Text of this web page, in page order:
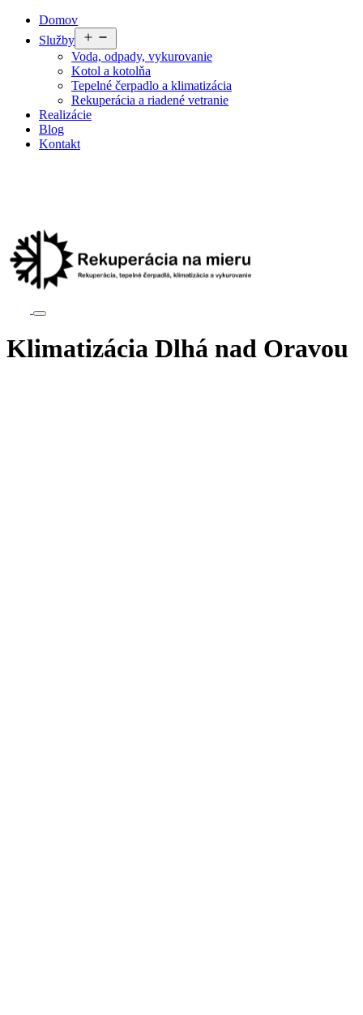
PreskočiťDomov
Služby
menu
Voda, odpady, vykurovanie
Kotol a kotolňa
Tepelné čerpadlo a klimatizácia
Rekuperácia a riadené vetranie
Realizácie
Blog
Kontakt
Klimatizácia Dlhá nad Oravou